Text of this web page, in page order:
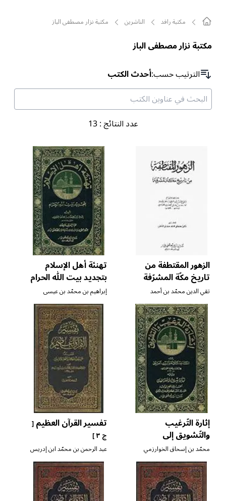
مکتبة رافد الناشرين مكتبة نزار مصطفى الباز
مكتبة نزار مصطفى الباز
الترتیب حسب:أحدث الكتب
عدد النتائج:
13
الزهور المقتطفة من
تاريخ مكّة المشرّفة
تقي الدين محمّد بن أحمد
الحسني الفاسي المكّي
تهنئة أهل الإسلام
بتجديد بيت الله الحرام
إبراهيم بن محمّد بن عيسى
الميموني
إثارة التّرغيب
والتّشويق إلى
المساجد الثّلاثة
والبيت العتيق
محمّد بن إسحاق الخوارزمي
تفسير القرآن العظيم[
ج ٣ ]
عبد الرحمن بن محمّد ابن إدريس